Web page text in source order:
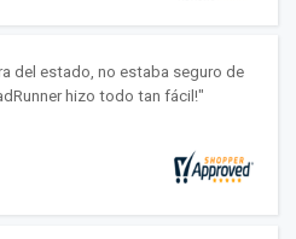
del estado, no estaba seguro de
hizo todo tan fácil!"